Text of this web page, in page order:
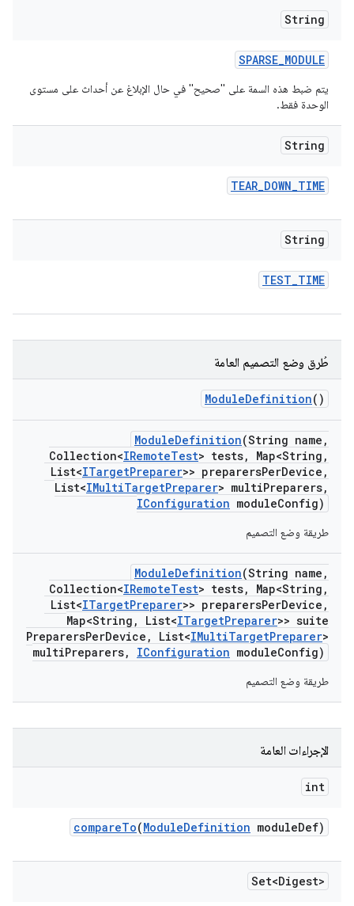
String
SPARSE_MODULE
يتم ضبط هذه السمة على "صحيح" في حال الإبلاغ عن أحداث على مستوى
الوحدة فقط.
String
TEAR_DOWN_TIME
String
TEST_TIME
طُرق وضع التصميم العامة
ModuleDefinition()
ModuleDefinition(String name ,
Collection<IRemoteTest> tests, Map<String ,
List<ITargetPreparer>> preparersPerDevice ,
List<IMultiTargetPreparer> multiPreparers,
IConfiguration moduleConfig)
طريقة وضع التصميم
ModuleDefinition(String name ,
Collection<IRemoteTest> tests, Map<String ,
List<ITargetPreparer>> preparersPerDevice ,
Map<String , List<ITargetPreparer>> suite
PreparersPerDevice , List<IMultiTargetPreparer>
multiPreparers, IConfiguration moduleConfig)
طريقة وضع التصميم
الإجراءات العامة
int
compareTo(ModuleDefinition moduleDef)
Set<Digest>